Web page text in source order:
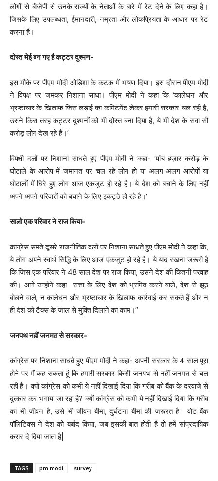
लोगों से बीजेपी से उनके राज्यों के नेताओं के बारे में रेट देने के लिए कहा है।
जिसके लिए उपलब्धता, ईमानदारी, नम्रता और लोकप्रियता के आधार पर रेट
करना है।
दोस्त भेई बन गए है कट्टर दुश्मन-
इस मौके पर पीएम मोदी ओडिशा के कटक में भाषण दिया। इस दौरान पीएम मोदी
ने विपक्ष पर जमकर निशाना साधा। पीएम मोदी ने कहा कि ‘कालेधन और
भ्रष्टाचार के खिलाफ जिस लड़ाई का कमिटमेंट लेकर हमारी सरकार चल रही है,
उसने किस तरह कट्टर दुश्मनों को भी दोस्त बना दिया है, ये भी देश के सवा सौ
करोड़ लोग देख रहे हैं।’
विपक्षी दलों पर निशाना साधते हुए पीएम मोदी ने कहा- ‘पांच हज़ार करोड़ के
घोटाले के आरोप में जमानत पर चल रहे लोग हो या अलग अलग आरोपों या
घोटालों में घिरे हुए लोग आज एकजुट हो रहे है। ये देश को बचाने के लिए नहीं
अपने अपने परिवारों को बचाने के लिए इकट्ठे हो रहे है।’
सालो एक परिवार ने राज किया-
कांग्रेस समते दूसरे राजनीतिक दलों पर निशाना साधते हुए पीएम मोदी ने कहा कि,
ये लोग अपने स्वार्थ सिद्धि के लिए आज एकजुट हो रहे है। ये याद रखना जरूरी है
कि जिस एक परिवार ने 48 साल देश पर राज किया, उसने देश की कितनी परवाह
की। आगे उन्होंने कहा- सत्ता के लिए देश को भ्रमित करने वाले, देश से झूठ
बोलने वाले, न कालेधन और भ्रष्टाचार के खिलाफ कार्रवाई कर सकते हैं और न
ही देश को टैक्स के जाल से मुक्ति दिलाने का काम।”
जनपथ नहीं जनमत से सरकार-
कांग्रेस पर निशाना साधते हुए पीएम मोदी ने कहा- अपनी सरकार के 4 साल पूरा
होने पर मैं कह सकता हूं कि हमारी सरकार किसी जनपथ से नहीं जनमत से चल
रही है। क्यों कांग्रेस को कभी ये नहीं दिखाई दिया कि गरीब को बैंक के दरवाजे से
दुत्कार कर भगाया जा रहा है? क्यों कांग्रेस को कभी ये नहीं दिखाई दिया कि गरीब
का भी जीवन है, उसे भी जीवन बीमा, दुर्घटना बीमा की जरूरत है। वोट बैंक
पॉलिटिक्स ने देश को बर्बाद किया, जब इसकी बात होती है तो हमें सांप्रदायिक
करार दे दिया जाता है|
TAGS pm modi survey